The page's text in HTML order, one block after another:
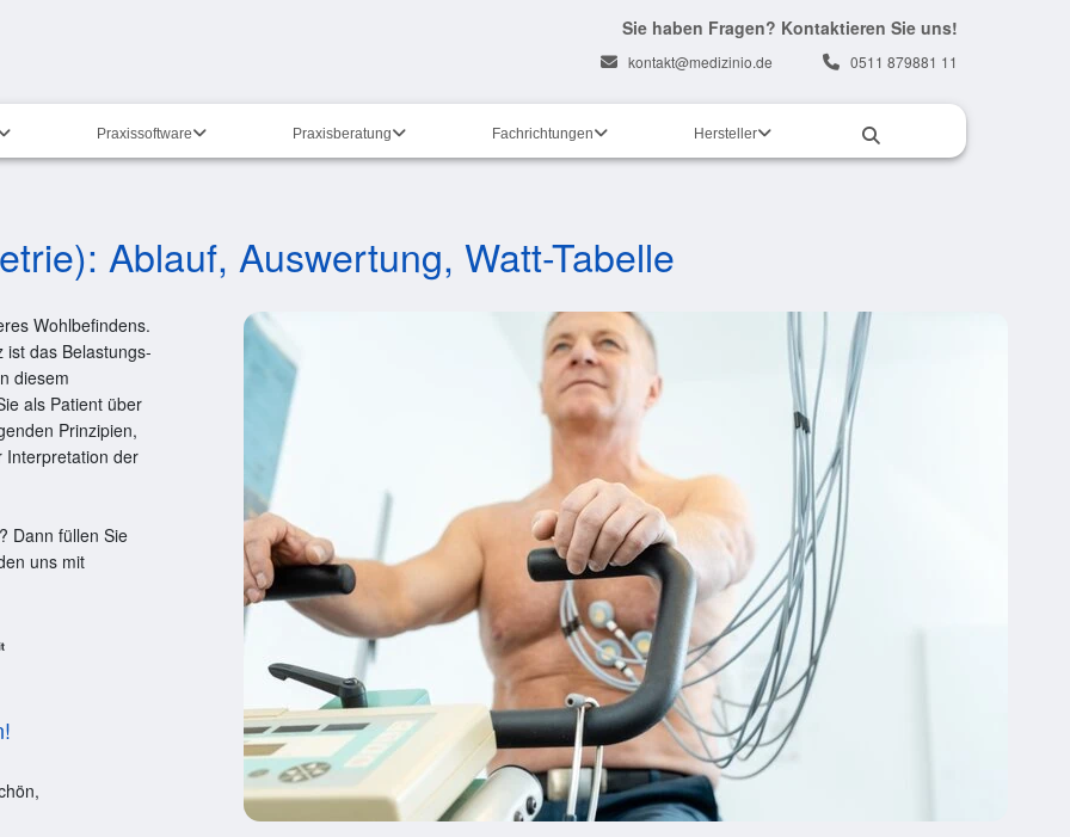
Sie haben Fragen? Kontaktieren Sie uns!
kontakt@medizinio.de 0511 879881 11
Praxissoftware Praxisberatung Fachrichtungen Hersteller
Ablauf, Auswertung, Watt-Tabelle
Wohlbefindens.
ist das Belastungs-
diesem
als Patient über
Prinzipien,
Interpretation der
Dann füllen Sie
uns mit